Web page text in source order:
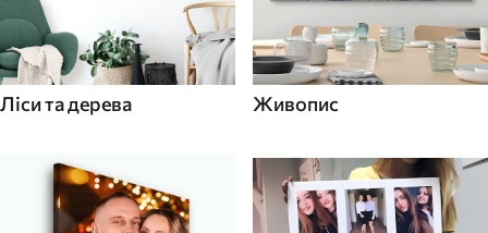
Ліси та дерева Живопис